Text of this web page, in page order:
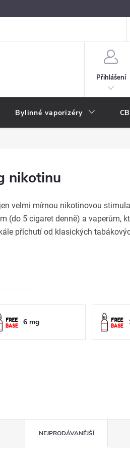
Vše
Přihlášení
Bylinné vaporizéry
nikotinu
velmi mírnou nikotinovou
(do 5 cigaret denně) a vaperům,
příchutí od klasických
6 mg
NEJPRODÁVANĚJŠÍ